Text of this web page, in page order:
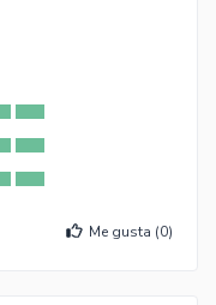
Me gusta (0)